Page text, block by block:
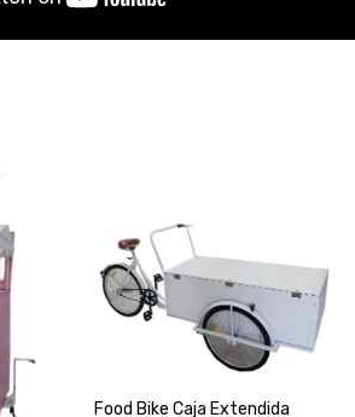
Food Bike Caja Extendida